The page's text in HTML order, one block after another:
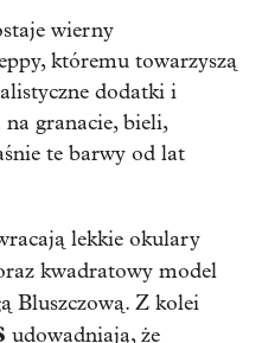
wierny
któremu towarzyszą
dodatki i
granacie, bieli,
te barwy od lat
lekkie okulary
kwadratowy model
Bluszczową. Z kolei
udowadniają, że